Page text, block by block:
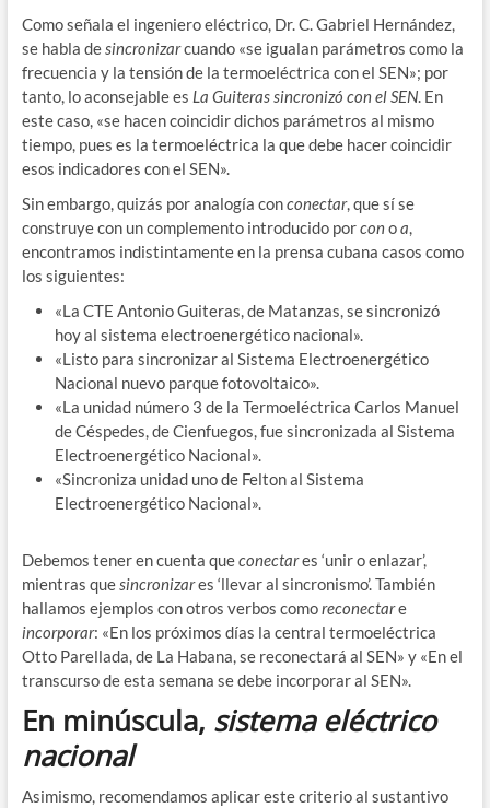
Como señala el ingeniero eléctrico, Dr. C. Gabriel Hernández,
se habla desincronizarcuando «se igualan parámetros como la
frecuencia y la tensión de la termoeléctrica con el SEN»; por
tanto, lo aconsejable es La Guiteras sincronizó con el SEN. En
este caso, «se hacen coincidir dichos parámetros al mismo
tiempo, pues es la termoeléctrica la que debe hacer coincidir
esos indicadores con el SEN».
Sin embargo, quizás por analogía conconectar, que sí se
construye con un complemento introducido porconoa,
encontramos indistintamente en la prensa cubana casos como
los siguientes:
«La CTE Antonio Guiteras, de Matanzas, se sincronizó
hoy al sistema electroenergético nacional».
«Listo para sincronizar al Sistema Electroenergético
Nacional nuevo parque fotovoltaico».
«La unidad número 3 de la Termoeléctrica Carlos Manuel
de Céspedes, de Cienfuegos, fue sincronizada al Sistema
Electroenergético Nacional».
«Sincroniza unidad uno de Felton al Sistema
Electroenergético Nacional».
Debemos tener en cuenta queconectares ‘unir o enlazar’,
mientras quesincronizares ‘llevar al sincronismo’. También
hallamos ejemplos con otros verbos comoreconectare
incorporar: «En los próximos días la central termoeléctrica
Otto Parellada, de La Habana, se reconectará al SEN» y «En el
transcurso de esta semana se debe incorporar al SEN».
En minúscula, sistema eléctrico
nacional
Asimismo, recomendamos aplicar este criterio al sustantivo